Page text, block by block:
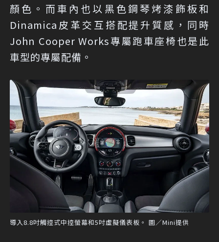
顏色。而車內也以黑色鋼琴烤漆飾板和
Dinamica皮革交互搭配提升質感，同時
John Cooper Works專屬跑車座椅也是此
車型的專屬配備。
導入8.8吋觸控式中控螢幕和5吋虛擬儀表板。 圖／Mini提供